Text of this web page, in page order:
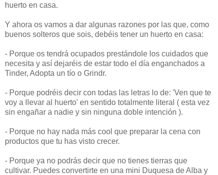
huerto en casa.
Y ahora os vamos a dar algunas razones por las que, como
buenos solteros que sois, debéis tener un huerto en casa:
- Porque os tendrá ocupados prestándole los cuidados que
necesita y así dejaréis de estar todo el día enganchados a
Tinder, Adopta un tío o Grindr.
- Porque podréis decir con todas las letras lo de: 'Ven que te
voy a llevar al huerto' en sentido totalmente literal ( esta vez
sin engañar a nadie y sin ninguna doble intención ).
- Porque no hay nada más cool que preparar la cena con
productos que tu has visto crecer.
- Porque ya no podrás decir que no tienes tierras que
cultivar. Puedes convertirte en una mini Duquesa de Alba y